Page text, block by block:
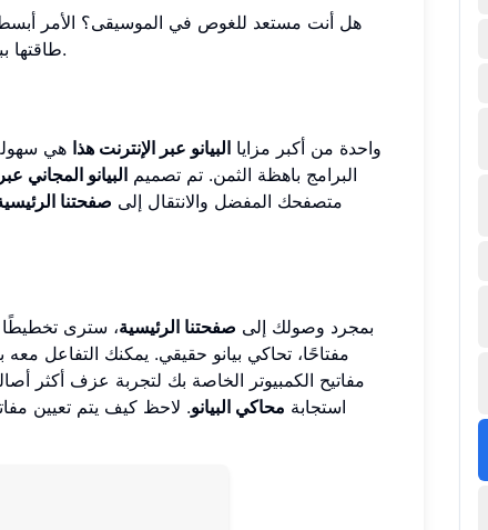
هل أنت مستعد للغوص في الموسيقى؟ الأمر
طاقتها ببضع نقرات فقط. نهدف إلى إزالة جميع الحواجز، مما يجعل الموسيقى متاحة للجميع.
واحدة من أكبر مزايا البيانو عبر الإنترنت هذا هي
البرامج باهظة الثمن. تم تصميم البيانو المجاني
متصفحك المفضل والانتقال إلى صفحتنا
بمجرد وصولك إلى صفحتنا الرئيسية، سترى تخطيطًا
مفتاحًا، تحاكي بيانو حقيقي. يمكنك التفاعل
مفاتيح الكمبيوتر الخاصة بك لتجربة عزف أكثر
استجابة محاكي البيانو. لاحظ كيف يتم تعيين